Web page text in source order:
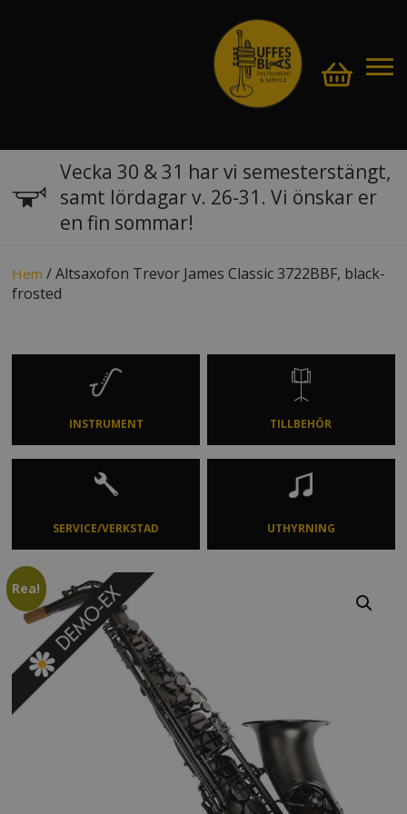
Vecka 30 & 31 har vi semesterstängt,
samt lördagar v. 26-31. Vi önskar er
en fin sommar!
Hem / Altsaxofon Trevor James Classic 3722BBF, black-
frosted
INSTRUMENT TILLBEHÖR
SERVICE/VERKSTAD UTHYRNING
Rea!